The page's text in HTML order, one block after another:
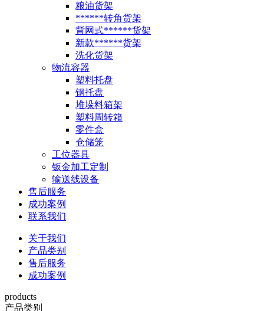
粮油货架
******转角货架
背网式******货架
新款******货架
洗化货架
物流容器
塑料托盘
钢托盘
堆垛料箱架
塑料周转箱
零件盒
仓储笼
工位器具
钣金加工定制
输送线设备
售后服务
成功案例
联系我们
关于我们
产品类别
售后服务
成功案例
products
产品类别